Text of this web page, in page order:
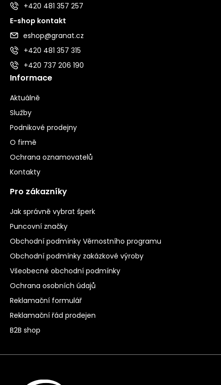
+420 481 357 257
E-shop kontakt
eshop@granat.cz
+420 481 357 315
+420 737 206 190
Informace
Aktuálně
Služby
Podnikové prodejny
O firmě
Ochrana oznamovatelů
Kontakty
Pro zákazníky
Jak správně vybrat šperk
Puncovní značky
Obchodní podmínky Věrnostního programu
Obchodní podmínky zakázkové výroby
Všeobecné obchodní podmínky
Ochrana osobních údajů
Reklamační formulář
Reklamační řád prodejen
B2B shop